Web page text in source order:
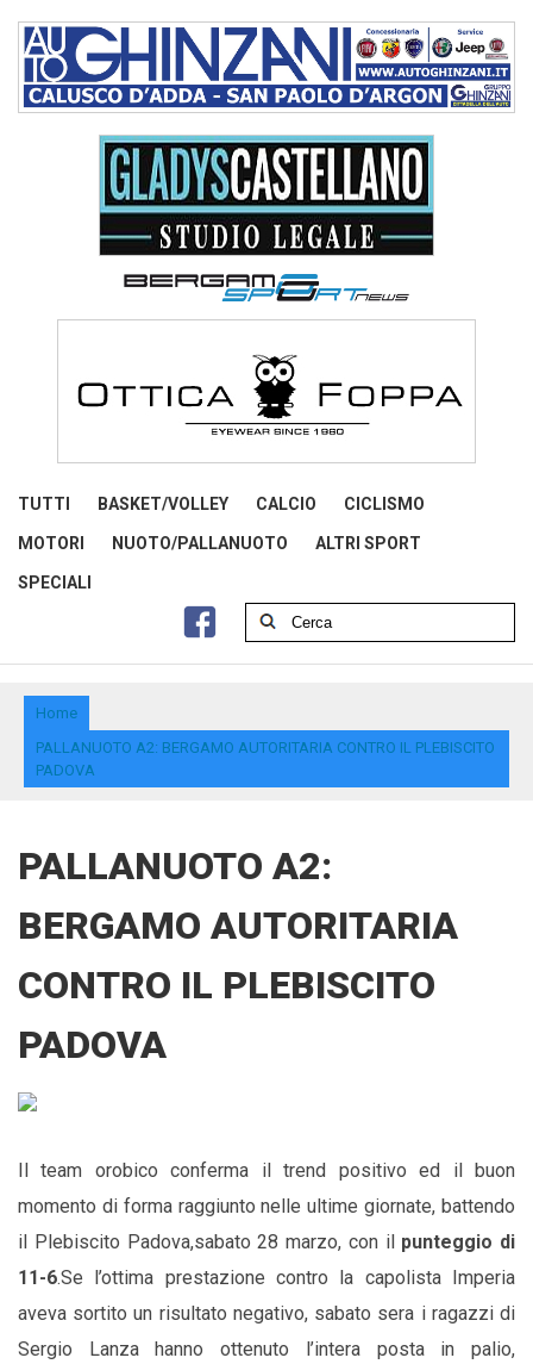
TUTTI BASKET/VOLLEY CALCIO CICLISMO
MOTORI NUOTO/PALLANUOTO ALTRI SPORT
SPECIALI
Home
PALLANUOTO A2: BERGAMO AUTORITARIA CONTRO IL PLEBISCITO
PADOVA
PALLANUOTO A2:
BERGAMO AUTORITARIA
CONTRO IL PLEBISCITO
PADOVA
Il team orobico conferma il trend positivo ed il buon
momento di forma raggiunto nelle ultime giornate, battendo
il Plebiscito Padova,sabato 28 marzo, con il punteggio di
11-6.Se l’ottima prestazione contro la capolista Imperia
aveva sortito un risultato negativo, sabato sera i ragazzi di
Sergio Lanza hanno ottenuto l’intera posta in palio,